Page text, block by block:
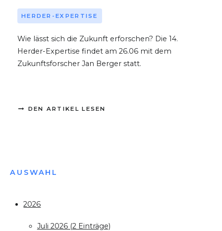
HERDER-EXPERTISE
Wie lässt sich die Zukunft erforschen? Die 14.
Herder-Expertise findet am 26.06 mit dem
Zukunftsforscher Jan Berger statt.
DEN ARTIKEL LESEN
AUSWAHL
2026
Juli 2026 (2 Einträge)